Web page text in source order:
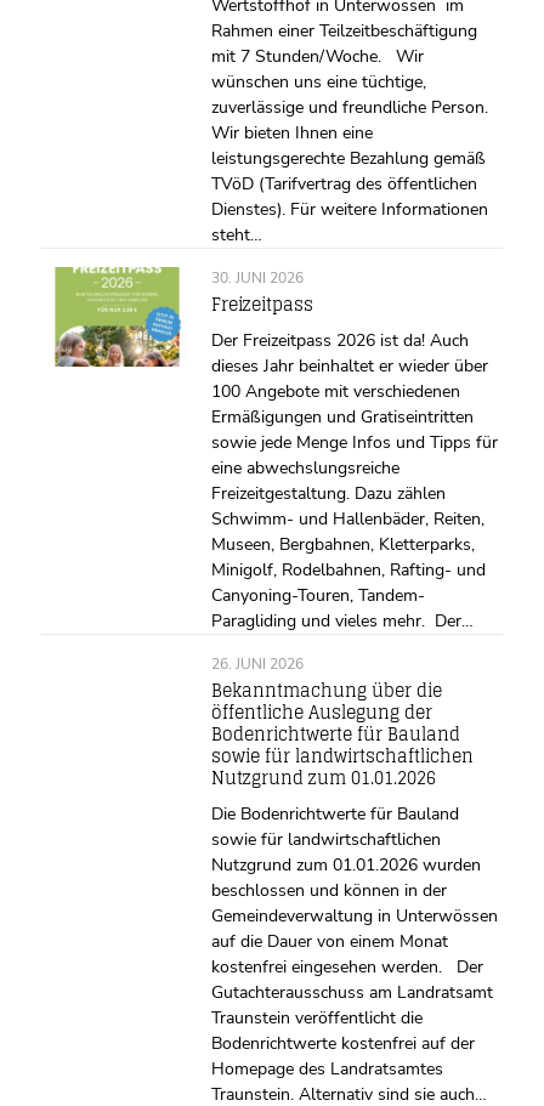
Wertstoffhof in Unterwössen im
Rahmen einer Teilzeitbeschäftigung
mit 7 Stunden/Woche. Wir
wünschen uns eine tüchtige,
zuverlässige und freundliche Person.
Wir bieten Ihnen eine
leistungsgerechte Bezahlung gemäß
TVöD (Tarifvertrag des öffentlichen
Dienstes). Für weitere Informationen
steht…
30. JUNI 2026
Freizeitpass
Der Freizeitpass 2026 ist da! Auch
dieses Jahr beinhaltet er wieder über
100 Angebote mit verschiedenen
Ermäßigungen und Gratiseintritten
sowie jede Menge Infos und Tipps für
eine abwechslungsreiche
Freizeitgestaltung. Dazu zählen
Schwimm- und Hallenbäder, Reiten,
Museen, Bergbahnen, Kletterparks,
Minigolf, Rodelbahnen, Rafting- und
Canyoning-Touren, Tandem-
Paragliding und vieles mehr. Der…
26. JUNI 2026
Bekanntmachung über die
öffentliche Auslegung der
Bodenrichtwerte für Bauland
sowie für landwirtschaftlichen
Nutzgrund zum 01.01.2026
Die Bodenrichtwerte für Bauland
sowie für landwirtschaftlichen
Nutzgrund zum 01.01.2026 wurden
beschlossen und können in der
Gemeindeverwaltung in Unterwössen
auf die Dauer von einem Monat
kostenfrei eingesehen werden. Der
Gutachterausschuss am Landratsamt
Traunstein veröffentlicht die
Bodenrichtwerte kostenfrei auf der
Homepage des Landratsamtes
Traunstein. Alternativ sind sie auch…